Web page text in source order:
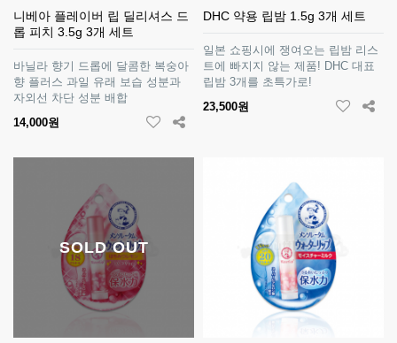
니베아 플레이버 립 딜리셔스 드
롭 피치 3.5g 3개 세트
바닐라 향기 드롭에 달콤한 복숭아
향 플러스 과일 유래 보습 성분과
자외선 차단 성분 배합
14,000원
DHC 약용 립밤 1.5g 3개 세트
일본 쇼핑시에 쟁여오는 립밤 리스
트에 빠지지 않는 제품! DHC 대표
립밤 3개를 초특가로!
23,500원
SOLD OUT